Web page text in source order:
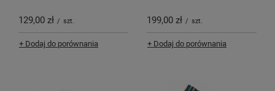
129,00 zł / szt.
+ Dodaj do porównania
199,00 zł / szt.
+ Dodaj do porównania